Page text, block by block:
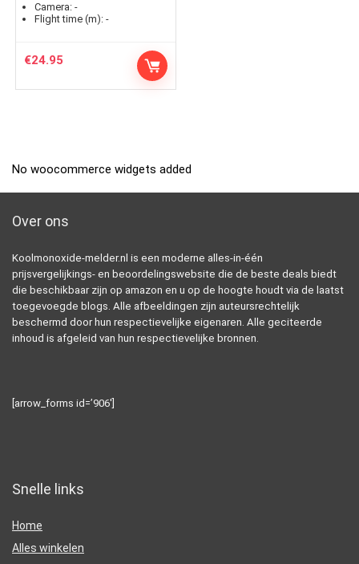
Camera: -
Flight time (m): -
€24.95
No woocommerce widgets added
Over ons
Koolmonoxide-melder.nl is een moderne alles-in-één
prijsvergelijkings- en beoordelingswebsite die de beste deals biedt
die beschikbaar zijn op amazon en u op de hoogte houdt via de laatst
toegevoegde blogs. Alle afbeeldingen zijn auteursrechtelijk
beschermd door hun respectievelijke eigenaren. Alle geciteerde
inhoud is afgeleid van hun respectievelijke bronnen.
[arrow_forms id=’906′]
Snelle links
Home
Alles winkelen